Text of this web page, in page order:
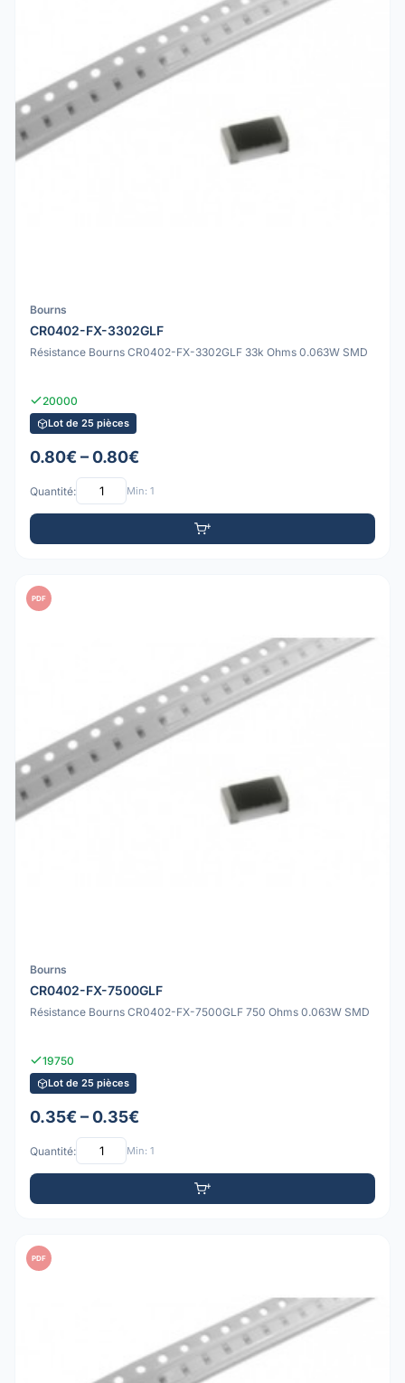
Bourns
CR0402-FX-3302GLF
Résistance Bourns CR0402-FX-3302GLF 33k Ohms 0.063W SMD
20000
Lot de 25 pièces
0.80€ – 0.80€
Quantité: Min: 1
PDF
Bourns
CR0402-FX-7500GLF
Résistance Bourns CR0402-FX-7500GLF 750 Ohms 0.063W SMD
19750
Lot de 25 pièces
0.35€ – 0.35€
Quantité: Min: 1
PDF